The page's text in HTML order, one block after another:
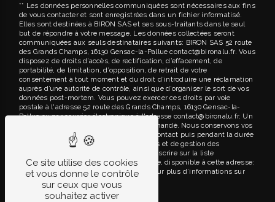
** Les données personnelles communiquées sont nécessaires aux fins
de vous contacter et sont enregistrées dans un fichier informatisé.
Elles sont destinées à BIRON SAS et ses sous-traitants dans le seul
but de répondre à votre message. Les données collectées seront
communiquées aux seuls destinataires suivants: BIRON SAS 52 route
des Grands Champs, 16130 Gensac-la-Pallue contact@bironalu.fr. Vous
disposez de droits d’accès, de rectification, d’effacement, de
portabilité, de limitation, d’opposition, de retrait de votre
consentement à tout moment et du droit d’introduire une réclamation
auprès d’une autorité de contrôle, ainsi que d’organiser le sort de vos
données post-mortem. Vous pouvez exercer ces droits par voie
postale à l'adresse 52 route des Grands Champs, 16130 Gensac-la-
Pallue ou par courrier électronique à l'adresse contact@bironalu.fr. Un
justificatif d'identité pourra vous être demandé. Nous conservons vos
données pendant la période de prise de contact puis pendant la durée
de prescription légale aux fins probatoires et de gestion des
contentieux. Vous avez le droit de vous inscrire sur la liste
d'opposition au démarchage téléphonique, disponible à cette adresse:
Bloctel.gouv.fr. Consultez le site cnil.fr pour plus d’informations sur
Ce site utilise des cookies
et vous donne le contrôle
sur ceux que vous
souhaitez activer